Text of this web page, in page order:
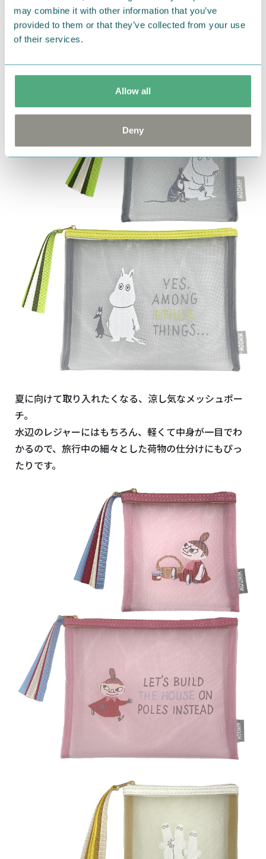
may combine it with other information that you’ve
provided to them or that they’ve collected from your use
of their services.
Allow all
Deny
内側が通気性の良いメッシュ素材になっているので、ス
パバッグとしてもおすすめです。
※4月下旬頃入荷予定
夏に向けて取り入れたくなる、涼し気なメッシュポー
チ。
水辺のレジャーにはもちろん、軽くて中身が一目でわ
かるので、旅行中の細々とした荷物の仕分けにもぴっ
たりです。